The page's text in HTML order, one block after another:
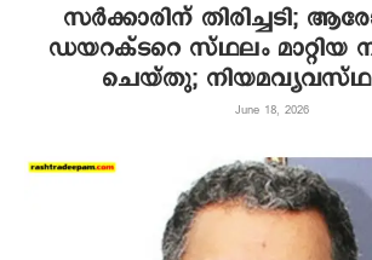
സർക്കാരിന് തിരിച്ചടി;
ഡയറക്ടറെ സ്ഥലം മാറ്റിയ
ചെയ്‌തു;
June 18, 2026